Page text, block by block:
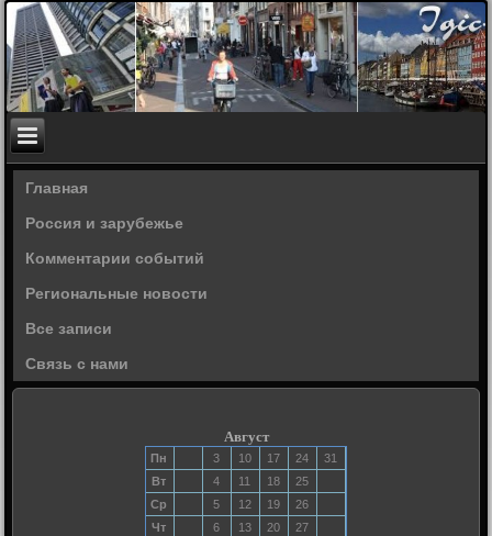
Главная
Россия и зарубежье
Комментарии событий
Региональные новости
Все записи
Связь с нами
Август
Пн 3 10 17 24
31
Вт
4 11 18
25
Ср
5 12 19
26
Чт
6 13 20
27